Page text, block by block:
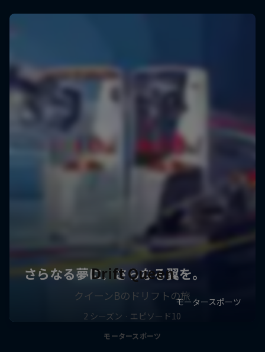
Drift Queen
クイーンBのドリフトの旅
2 シーズン · エピソード10
モータースポーツ